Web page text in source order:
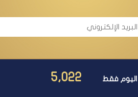
اليوم فقط 5,022